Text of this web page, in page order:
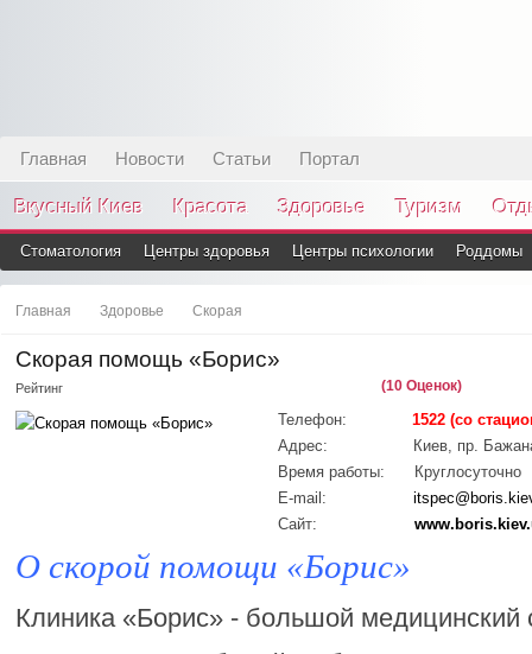
Главная Новости Статьи Портал
Вкусный Киев Красота Здоровье Туризм
Стоматология Центры здоровья Центры психологии Роддомы
Главная Здоровье Скорая
Скорая помощь «Борис»
Рейтинг (10 Оценок)
Телефон:
1522 (со
Адрес:
Киев, пр.
Время работы:
Круглосуточно
E-mail:
Сайт:
О скорой помощи «Борис»
Клиника «Борис» - большой медицинский